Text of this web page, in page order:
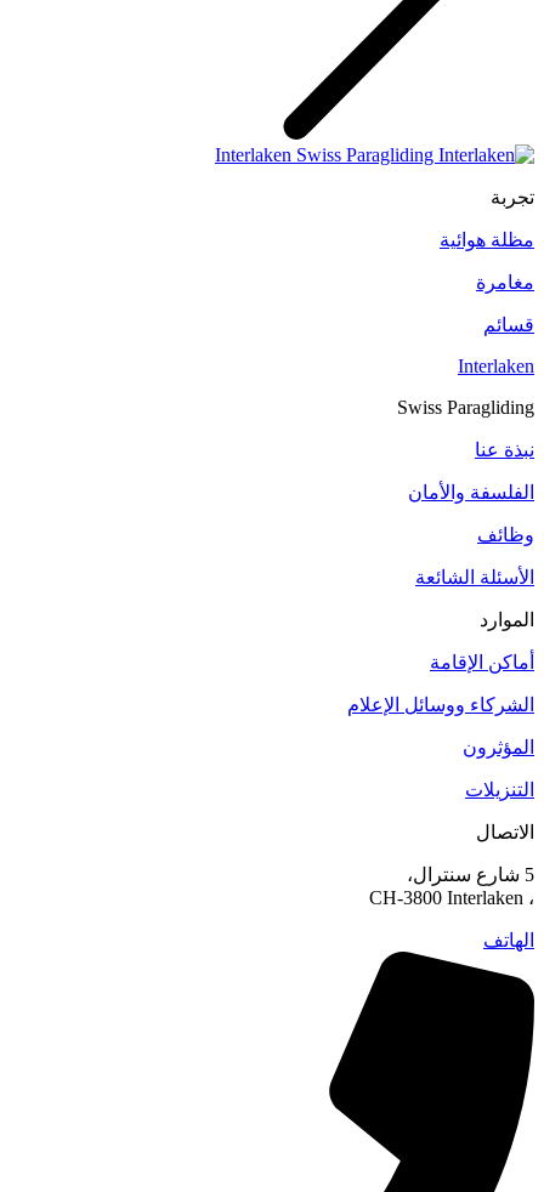
تجربة
مظلة هوائية
مغامرة
قسائم
Interlaken
Swiss Paragliding
نبذة عنا
الفلسفة والأمان
وظائف
الأسئلة الشائعة
الموارد
أماكن الإقامة
الشركاء ووسائل الإعلام
المؤثرون
التنزيلات
الاتصال
5 شارع سنترال،
، CH-3800 Interlaken
الهاتف